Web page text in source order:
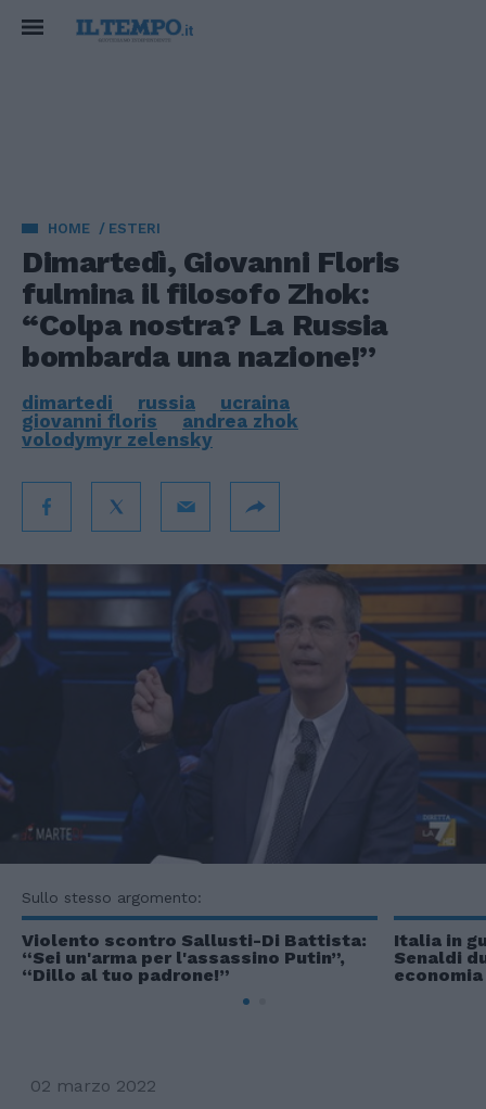
HOME ESTERI
Dimartedì, Giovanni Floris
fulmina il filosofo Zhok:
“Colpa nostra? La Russia
bombarda una nazione!”
dimartedi russia
ucraina
giovanni floris
andrea zhok
volodymyr zelensky
Sullo stesso argomento:
Violento scontro Sallusti-Di Battista:
“Sei un'arma per l'assassino Putin”,
“Dillo al tuo padrone!”
Italia in
Senaldi
economia
02 marzo 2022